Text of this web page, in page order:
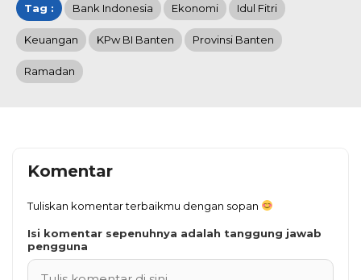
Tag : Bank Indonesia Ekonomi Idul Fitri
Keuangan KPw BI Banten Provinsi Banten
Ramadan
Komentar
Tuliskan komentar terbaikmu dengan sopan
Isi komentar sepenuhnya adalah tanggung jawab
pengguna